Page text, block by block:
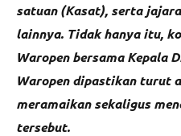
satuan (Kasat), serta
lainnya. Tidak hanya itu,
Waropen bersama Kepala
Waropen dipastikan turut
meramaikan sekaligus
tersebut.